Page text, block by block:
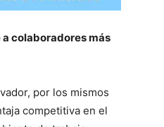
colaboradores más
por los mismos
competitiva en el